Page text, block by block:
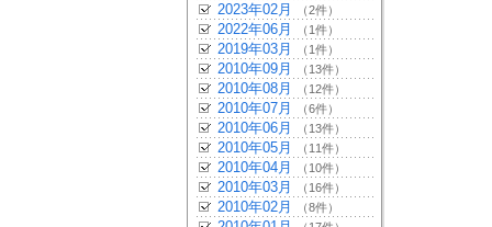
2023年02月 （2件）
2022年06月 （1件）
2019年03月 （1件）
2010年09月 （13件）
2010年08月 （12件）
2010年07月 （6件）
2010年06月 （13件）
2010年05月 （11件）
2010年04月 （10件）
2010年03月 （16件）
2010年02月 （8件）